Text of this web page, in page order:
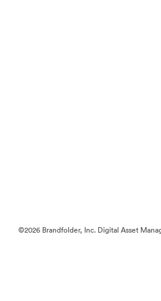
©2026 Brandfolder, Inc. Digital Asset